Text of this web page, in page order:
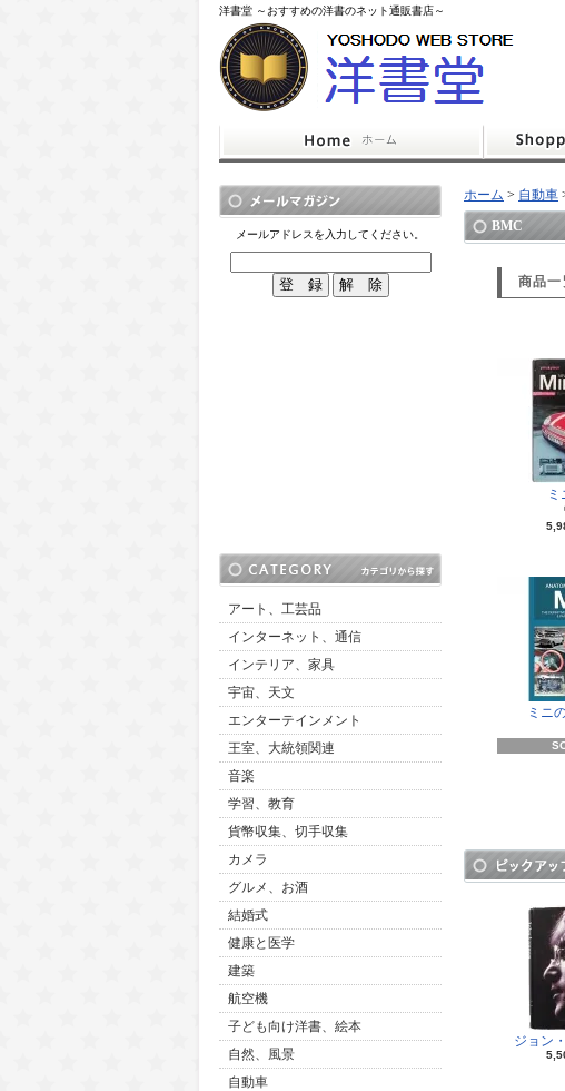
洋書堂 ～おすすめの洋書のネット通販書店～
メールアドレスを入力してください。
アート、工芸品
インターネット、通信
インテリア、家具
宇宙、天文
エンターテインメント
王室、大統領関連
音楽
学習、教育
貨幣収集、切手収集
カメラ
グルメ、お酒
結婚式
健康と医学
建築
航空機
子ども向け洋書、絵本
自然、風景
自動車
ホーム > 自動車
BMC
商品一
ミニ
ジョン